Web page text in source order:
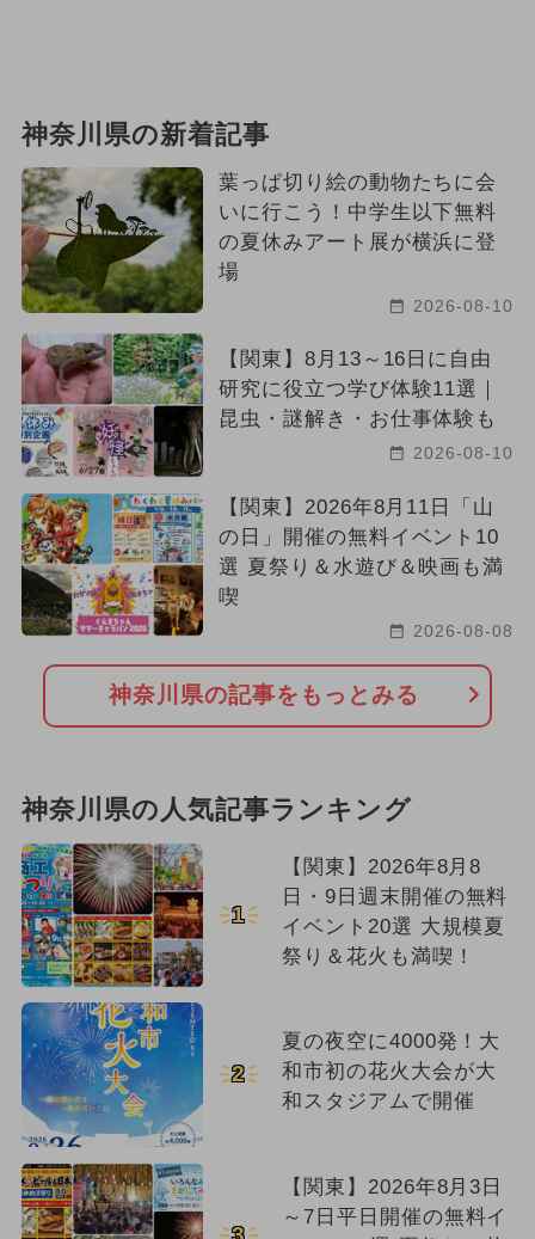
神奈川県の新着記事
葉っぱ切り絵の動物たちに会
いに行こう！中学生以下無料
の夏休みアート展が横浜に登
場
2026-08-10
【関東】8月13～16日に自由
研究に役立つ学び体験11選｜
昆虫・謎解き・お仕事体験も
2026-08-10
【関東】2026年8月11日「山
の日」開催の無料イベント10
選 夏祭り＆水遊び＆映画も満
喫
2026-08-08
神奈川県の記事をもっとみる
神奈川県の人気記事ランキング
1
【関東】2026年8月8
日・9日週末開催の無料
イベント20選 大規模夏
祭り＆花火も満喫！
2
夏の夜空に4000発！大
和市初の花火大会が大
和スタジアムで開催
【関東】2026年8月3日
～7日平日開催の無料イ